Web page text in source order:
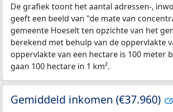
De grafiek toont het aantal adressen-,
geeft een beeld van "de mate van
gemeente Hoeselt ten opzichte van het
berekend met behulp van de oppervlakte
oppervlakte van een hectare is 100 meter
gaan 100 hectare in 1 km².
Gemiddeld inkomen (€37.960)